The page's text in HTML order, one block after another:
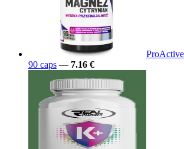
90 caps — 7.16 €